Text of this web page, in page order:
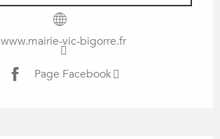
www.mairie-vic-bigorre.fr
Page Facebook